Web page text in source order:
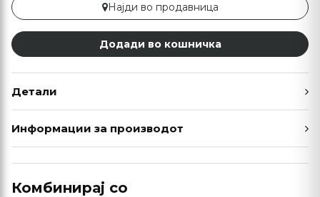
Најди во продавница
Додади во кошничка
Детали
Информации за производот
Комбинирај со